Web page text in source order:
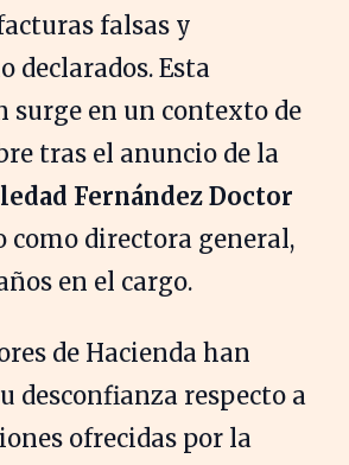
falsas y
declarados. Esta
surge en un contexto de
tras el anuncio de la
Fernández Doctor
como directora general,
en el cargo.
de Hacienda han
desconfianza respecto a
ofrecidas por la